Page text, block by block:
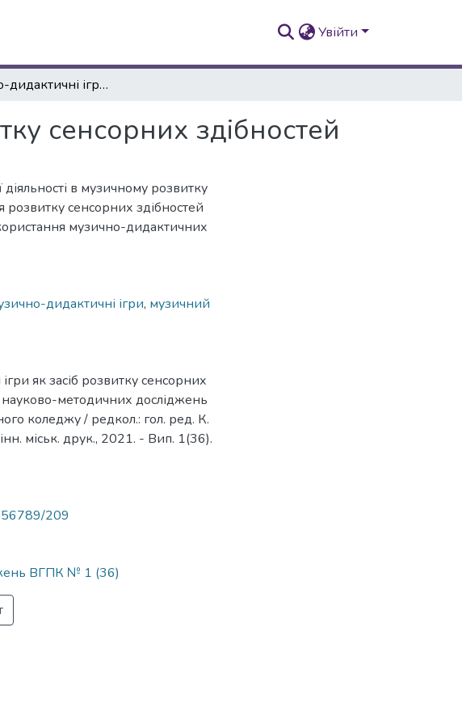
Увійти
Музично-дидактичні ігри як засіб розвитку сенсорних здібностей
сенсорних здібностей
діяльності в музичному розвитку
розвитку сенсорних здібностей
музично-дидактичних
дидактичні ігри, музичний
як засіб розвитку сенсорних
методичних досліджень
коледжу / редкол.: гол. ред. К.
міськ. друк., 2021. - Вип. 1(36).
209
ВГПК № 1 (36)